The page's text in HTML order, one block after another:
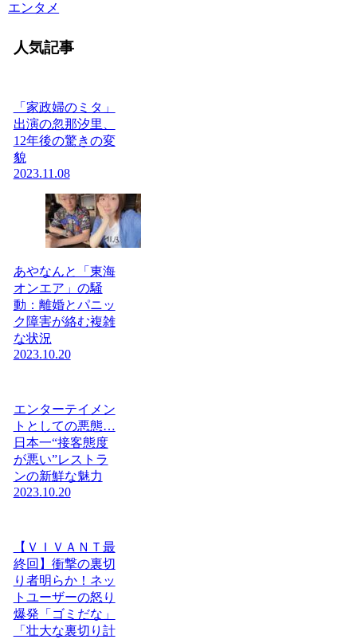
エンタメ
人気記事
「家政婦のミタ」
出演の忽那汐里、
12年後の驚きの変
貌
2023.11.08
あやなんと「東海
オンエア」の騒
動：離婚とパニッ
ク障害が絡む複雑
な状況
2023.10.20
エンターテイメン
トとしての悪態…
日本一“接客態度
が悪い”レストラ
ンの新鮮な魅力
2023.10.20
【ＶＩＶＡＮＴ最
終回】衝撃の裏切
り者明らか！ネッ
トユーザーの怒り
爆発「ゴミだな」
「壮大な裏切り計